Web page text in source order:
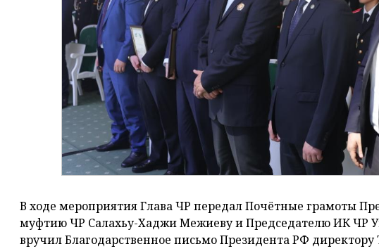
В ходе мероприятия Глава ЧР передал Почётные грамоты
муфтию ЧР Салахьу-Хаджи Межиеву и Председателю ИК ЧР
вручил Благодарственное письмо Президента РФ